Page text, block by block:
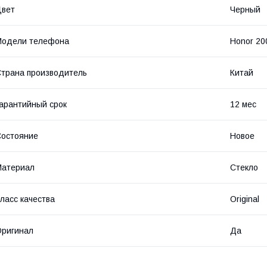
Черный
телефона Honor
производитель Китай
срок 12 мес
Новое
Стекло
качества Original
Да